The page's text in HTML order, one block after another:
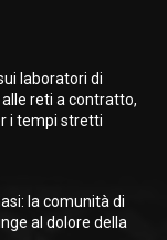
laboratori di
reti a contratto,
i tempi stretti
la comunità di
al dolore della